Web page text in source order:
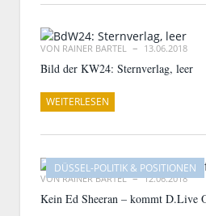
VON RAINER BARTEL 13.06.2018
Bild der KW24: Sternverlag, leer
WEITERLESEN
DÜSSEL-POLITIK & POSITIONEN
VONRAINER BARTEL 12.06.2018
Kein Ed Sheeran – kommt D.Live